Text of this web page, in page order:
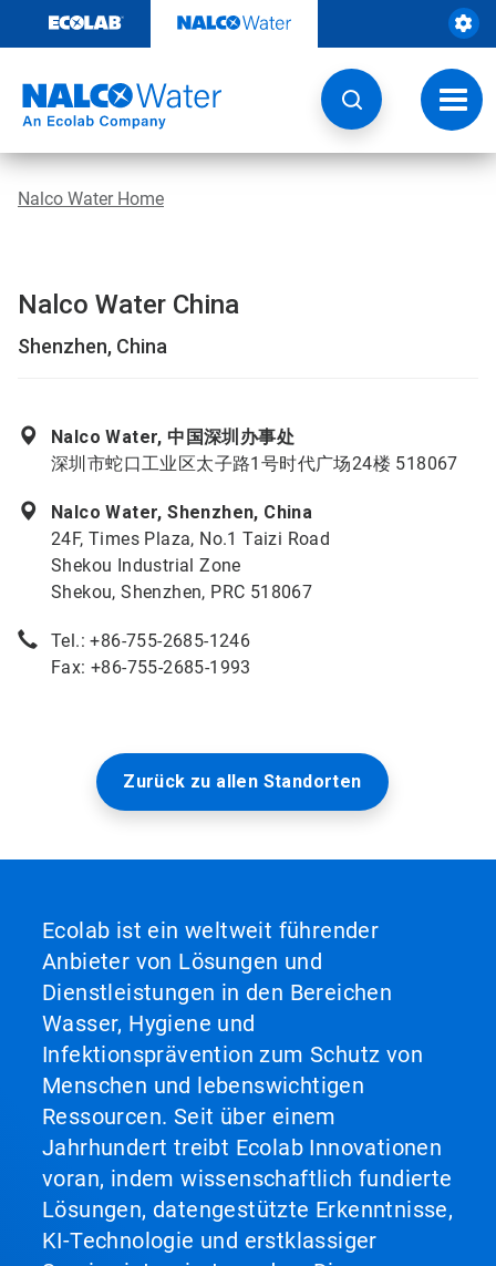
Inhalt
Nalco Water Home
Nalco Water China
Shenzhen, China
Nalco Water, 中国深圳办事处
深圳市蛇口工业区太子路1号时代广场24楼 518067
Nalco Water, Shenzhen, China
24F, Times Plaza, No.1 Taizi Road
Shekou Industrial Zone
Shekou, Shenzhen, PRC 518067
Tel.: +86-755-2685-1246
Fax: +86-755-2685-1993
Zurück zu allen Standorten
Ecolab ist ein weltweit führender
Anbieter von Lösungen und
Dienstleistungen in den Bereichen
Wasser, Hygiene und
Infektionsprävention zum Schutz von
Menschen und lebenswichtigen
Ressourcen. Seit über einem
Jahrhundert treibt Ecolab Innovationen
voran, indem wissenschaftlich fundierte
Lösungen, datengestützte Erkenntnisse,
KI-Technologie und erstklassiger